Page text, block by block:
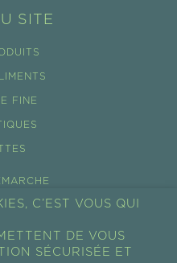
SITE
FINE
C’EST VOUS QUI
DE VOUS
SÉCURISÉE ET